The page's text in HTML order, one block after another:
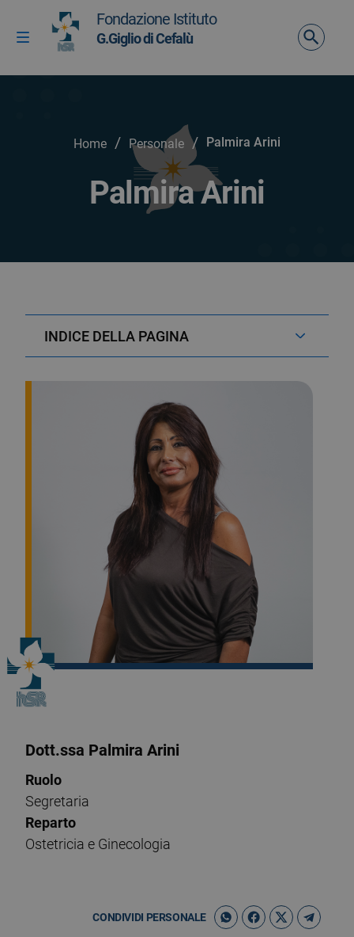
Vai ai contenuti
Vai al menu di navigazione
Vai al footer
Attiva / disattiva la navigazione
Fondazione Istituto
G.Giglio di Cefalù
Home / Personale / Palmira Arini
Palmira Arini
INDICE DELLA PAGINA
Dott.ssa Palmira Arini
Ruolo
Segretaria
Reparto
Ostetricia e Ginecologia
CONDIVIDI PERSONALE